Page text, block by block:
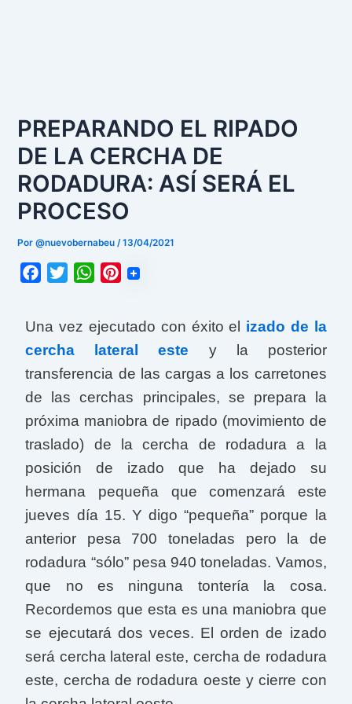
PREPARANDO EL RIPADO
DE LA CERCHA DE
RODADURA: ASÍ SERÁ EL
PROCESO
Por@nuevobernabeu/13/04/2021
e
b
o
o
k
t
t
e
r
W
t
s
A
p
p
P
t
e
r
e
s
t
Una vez ejecutado con éxito el izado de la
cercha lateral este y la posterior
transferencia de las cargas a los carretones
de las cerchas principales, se prepara la
próxima maniobra de ripado (movimiento de
traslado) de la cercha de rodadura a la
posición de izado que ha dejado su
hermana pequeña que comenzará este
jueves día 15. Y digo “pequeña” porque la
anterior pesa 700 toneladas pero la de
rodadura “sólo” pesa 940 toneladas. Vamos,
que no es ninguna tontería la cosa.
Recordemos que esta es una maniobra que
se ejecutará dos veces. El orden de izado
será cercha lateral este, cercha de rodadura
este, cercha de rodadura oeste y cierre con